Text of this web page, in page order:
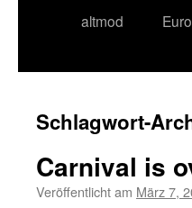
altmod
Schlagwort-
Carnival is
Veröffentlicht am März 7,